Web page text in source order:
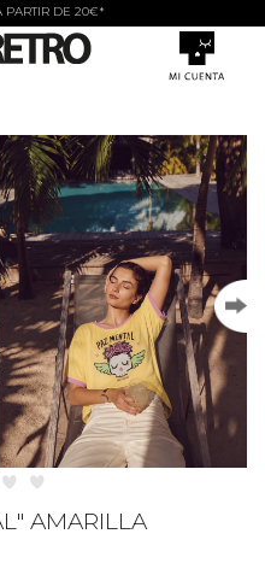
PARTIR DE 20€*
AMARILLA